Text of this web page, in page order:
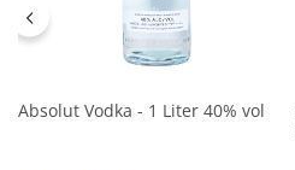
Absolut Vodka - 1 Liter 40% vol